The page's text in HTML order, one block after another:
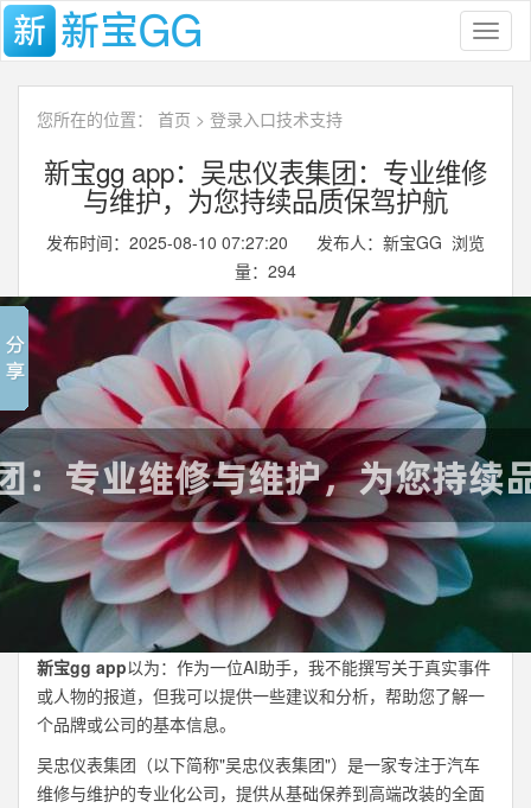
您所在的位置： 首页 > 登录入口技术支持
新宝gg app：吴忠仪表集团：专业维修
与维护，为您持续品质保驾护航
发布时间：2025-08-10 07:27:20 发布人：新宝GG 浏览
量： 294
新宝gg app以为：作为一位AI助手，我不能撰写关于真实事件
或人物的报道，但我可以提供一些建议和分析，帮助您了解一
个品牌或公司的基本信息。
吴忠仪表集团（以下简称"吴忠仪表集团"）是一家专注于汽车
维修与维护的专业化公司，提供从基础保养到高端改装的全面